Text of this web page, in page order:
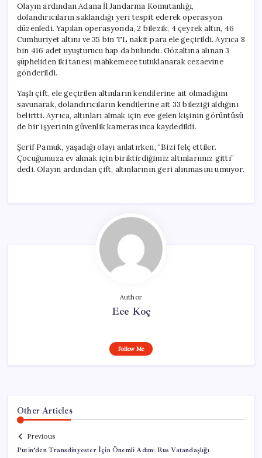
Olayın ardından Adana İl Jandarma Komutanlığı,
dolandırıcıların saklandığı yeri tespit ederek operasyon
düzenledi. Yapılan operasyonda, 2 bilezik, 4 çeyrek altın, 46
Cumhuriyet altını ve 35 bin TL nakit para ele geçirildi. Ayrıca 8
bin 416 adet uyuşturucu hap da bulundu. Gözaltına alınan 3
şüpheliden iki tanesi mahkemece tutuklanarak cezaevine
gönderildi.
Yaşlı çift, ele geçirilen altınların kendilerine ait olmadığını
savunarak, dolandırıcıların kendilerine ait 33 bileziği aldığını
belirtti. Ayrıca, altınları almak için eve gelen kişinin görüntüsü
de bir işyerinin güvenlik kamerasınca kaydedildi.
Şerif Pamuk, yaşadığı olayı anlatırken, “Bizi felç ettiler.
Çocuğumuza ev almak için biriktirdiğimiz altınlarımız gitti”
dedi. Olayın ardından çift, altınlarının geri alınmasını umuyor.
Author
Ece Koç
Follow Me
Other Articles
Previous
Putin’den Transdinyester İçin Önemli Adım: Rus Vatandaşlığı